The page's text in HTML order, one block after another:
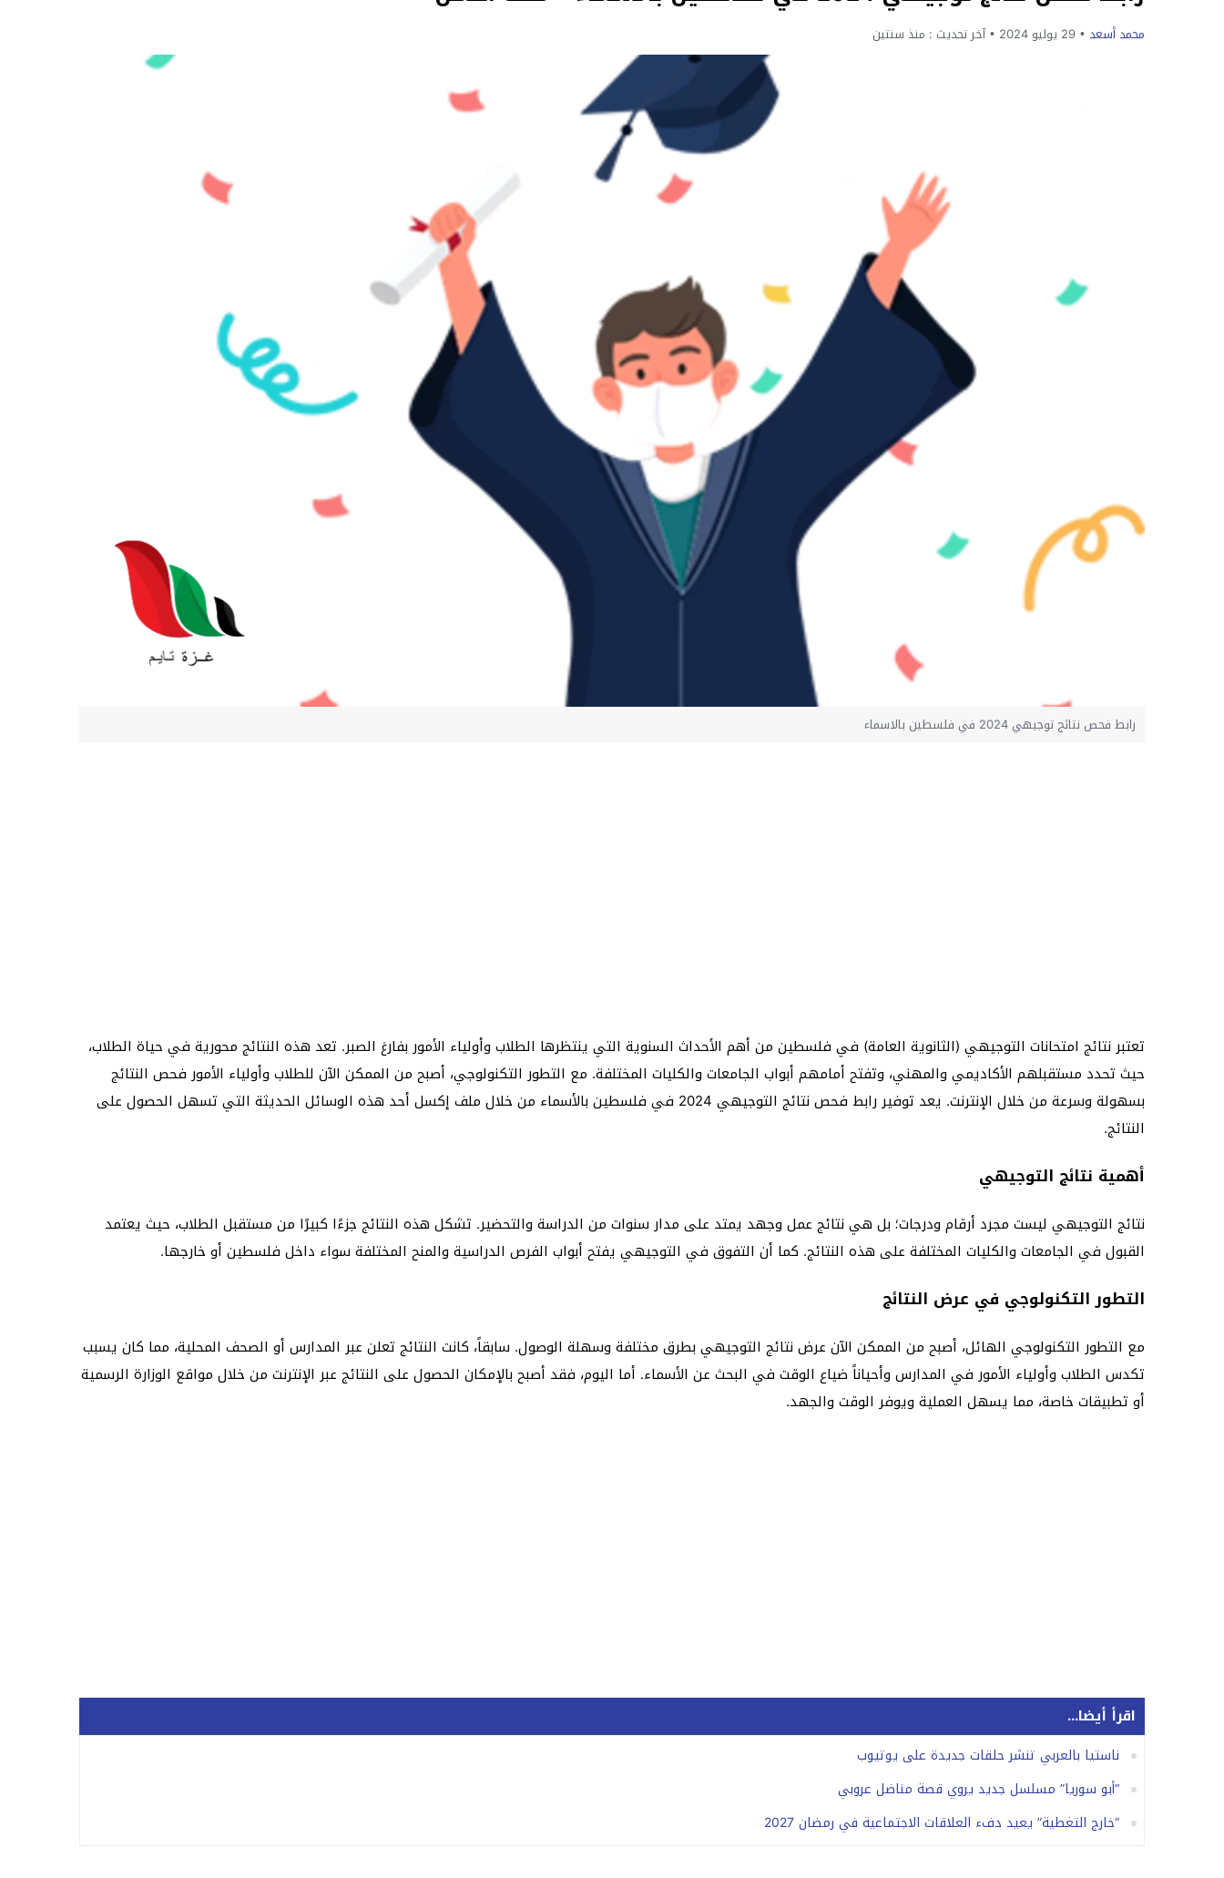
محمد أسعد 29 يوليو 2024 آخر تحديث : منذ سنتين
رابط فحص نتائج توجيهي 2024 في فلسطين بالاسماء
تعتبر نتائج امتحانات التوجيهي (الثانوية العامة) في فلسطين من أهم الأحداث السنوية التي ينتظرها الطلاب وأولياء الأمور بفارغ الصبر. تعد هذه النتائج محورية في حياة الطلاب،
حيث تحدد مستقبلهم الأكاديمي والمهني، وتفتح أمامهم أبواب الجامعات والكليات المختلفة. مع التطور التكنولوجي، أصبح من الممكن الآن للطلاب وأولياء الأمور فحص النتائج
بسهولة وسرعة من خلال الإنترنت. يعد توفير رابط فحص نتائج التوجيهي 2024 في فلسطين بالأسماء من خلال ملف إكسل أحد هذه الوسائل الحديثة التي تسهل الحصول على
النتائج.
أهمية نتائج التوجيهي
نتائج التوجيهي ليست مجرد أرقام ودرجات؛ بل هي نتائج عمل وجهد يمتد على مدار سنوات من الدراسة والتحضير. تشكل هذه النتائج جزءًا كبيرًا من مستقبل الطلاب، حيث يعتمد
القبول في الجامعات والكليات المختلفة على هذه النتائج. كما أن التفوق في التوجيهي يفتح أبواب الفرص الدراسية والمنح المختلفة سواء داخل فلسطين أو خارجها.
التطور التكنولوجي في عرض النتائج
مع التطور التكنولوجي الهائل، أصبح من الممكن الآن عرض نتائج التوجيهي بطرق مختلفة وسهلة الوصول. سابقاً، كانت النتائج تعلن عبر المدارس أو الصحف المحلية، مما كان يسبب
تكدس الطلاب وأولياء الأمور في المدارس وأحياناً ضياع الوقت في البحث عن الأسماء. أما اليوم، فقد أصبح بالإمكان الحصول على النتائج عبر الإنترنت من خلال مواقع الوزارة الرسمية
أو تطبيقات خاصة، مما يسهل العملية ويوفر الوقت والجهد.
اقرأ أيضا...
ناستيا بالعربي تنشر حلقات جديدة على يوتيوب
“أبو سوريا” مسلسل جديد يروي قصة مناضل عروبي
“خارج التغطية” يعيد دفء العلاقات الاجتماعية في رمضان 2027